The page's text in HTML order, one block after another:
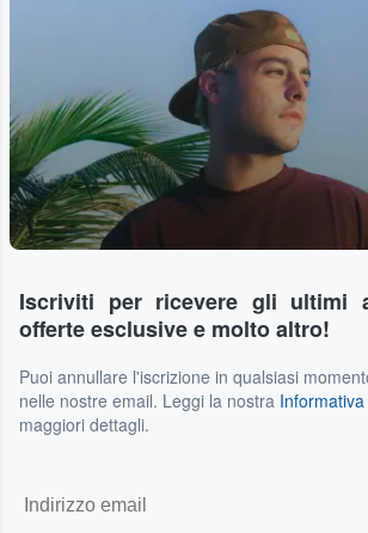
Iscriviti per ricevere gli ultimi
offerte esclusive e molto altro!
Puoi annullare l'iscrizione in qualsiasi
nelle nostre email. Leggi la nostra
maggiori dettagli.